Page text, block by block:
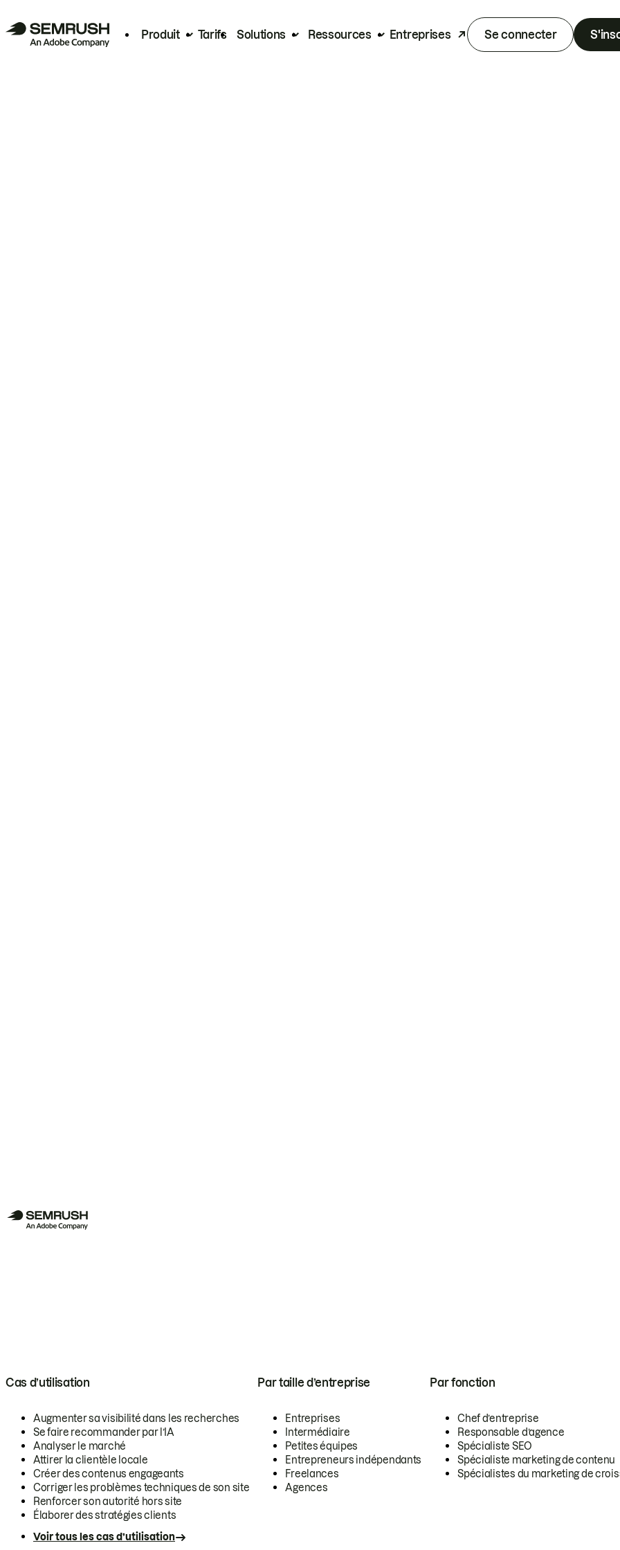
Produit Tarifs Solutions Ressources Entreprises Se connecter
Cas d’utilisation
Augmenter sa visibilité dans les recherches
Se faire recommander par l’IA
Analyser le marché
Attirer la clientèle locale
Créer des contenus engageants
Corriger les problèmes techniques de son site
Renforcer son autorité hors site
Élaborer des stratégies clients
Voir tous les cas d’utilisation
Par taille d’entreprise
Entreprises
Intermédiaire
Petites équipes
Entrepreneurs indépendants
Freelances
Agences
Par fonction
Chef d’entreprise
Responsable d’agence
Spécialiste SEO
Spécialiste marketing de contenu
Spécialistes du marketing de